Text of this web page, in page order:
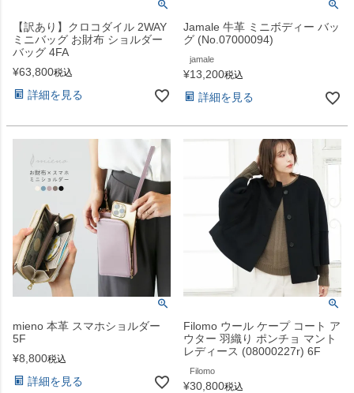
【訳あり】クロコダイル 2WAY
ミニバッグ お財布 ショルダー
バッグ 4FA
¥63,800税込
詳細を見る
Jamale 牛革 ミニボディー バッ
グ (No.07000094)
jamale
¥13,200税込
詳細を見る
mieno 本革 スマホショルダー
5F
¥8,800税込
詳細を見る
Filomo ウール ケープ コート ア
ウター 羽織り ポンチョ マント
レディース (08000227r) 6F
Filomo
¥30,800税込